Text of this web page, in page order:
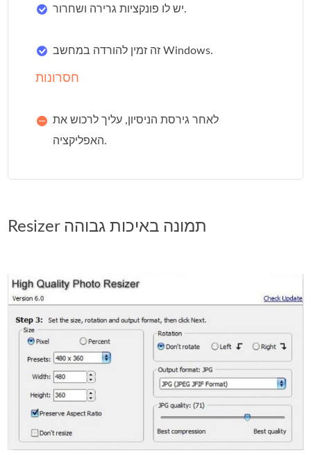
יש לו פונקציות גרירה ושחרור.
זה זמין להורדה במחשב Windows.
חסרונות
לאחר גירסת הניסיון, עליך לרכוש את
האפליקציה.
Resizer תמונה באיכות גבוהה